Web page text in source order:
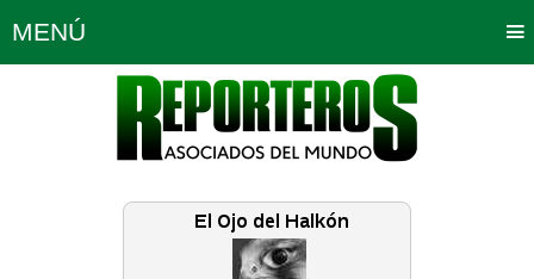
MENÚ
Política Opinión Bogotá
Planeta Tierra Deportes
Educación Neira